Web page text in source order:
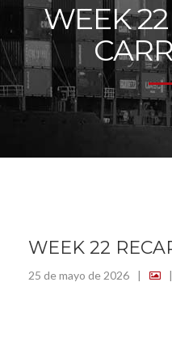
WEEK
WEEK 22
25 de mayo de 2026 | |